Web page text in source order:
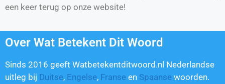
een keer terug op onze website!
Over Wat Betekent Dit Woord
Sinds 2016 geeft Watbetekentditwoord.nl Nederlandse
uitleg bij Duitse, Engelse, Franse en Spaanse woorden.